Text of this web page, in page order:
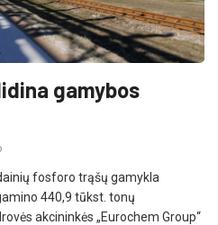
gamybos
fosforo trąšų gamykla
440,9 tūkst. tonų
akcininkės „Eurochem Group“